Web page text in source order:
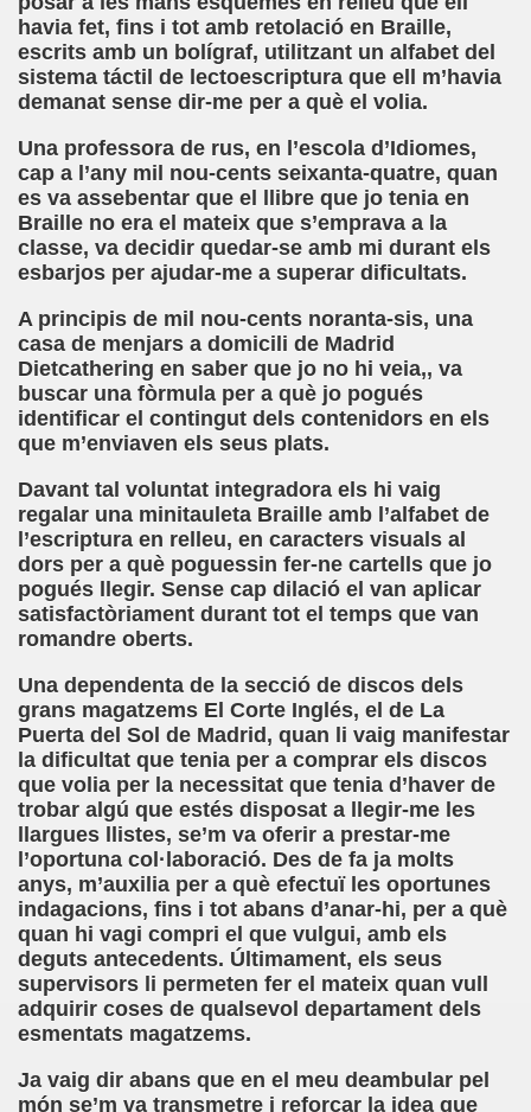
havia fet, fins i tot amb retolació en Braille,
escrits amb un bolígraf, utilitzant un alfabet del
sistema táctil de lectoescriptura que ell m’havia
demanat sense dir-me per a què el volia.
Una professora de rus, en l’escola d’Idiomes,
cap a l’any mil nou-cents seixanta-quatre, quan
es va assebentar que el llibre que jo tenia en
Braille no era el mateix que s’emprava a la
classe, va decidir quedar-se amb mi durant els
esbarjos per ajudar-me a superar dificultats.
A principis de mil nou-cents noranta-sis, una
casa de menjars a domicili de Madrid
Dietcathering en saber que jo no hi veia,, va
buscar una fòrmula per a què jo pogués
identificar el contingut dels contenidors en els
que m’enviaven els seus plats.
Davant tal voluntat integradora els hi vaig
regalar una minitauleta Braille amb l’alfabet de
l’escriptura en relleu, en caracters visuals al
dors per a què poguessin fer-ne cartells que jo
pogués llegir. Sense cap dilació el van aplicar
satisfactòriament durant tot el temps que van
romandre oberts.
Una dependenta de la secció de discos dels
grans magatzems El Corte Inglés, el de La
Puerta del Sol de Madrid, quan li vaig manifestar
la dificultat que tenia per a comprar els discos
que volia per la necessitat que tenia d’haver de
trobar algú que estés disposat a llegir-me les
llargues llistes, se’m va oferir a prestar-me
l’oportuna col·laboració. Des de fa ja molts
anys, m’auxilia per a què efectuï les oportunes
indagacions, fins i tot abans d’anar-hi, per a què
quan hi vagi compri el que vulgui, amb els
deguts antecedents. Últimament, els seus
supervisors li permeten fer el mateix quan vull
adquirir coses de qualsevol departament dels
esmentats magatzems.
Ja vaig dir abans que en el meu deambular pel
món se’m va transmetre i reforçar la idea que
el Departamento de Policía (Fernando Casasola)
Aldaba)
(Francisco García Pavón)
de la Vida de Casimiro Seisluces (Varios
(José Amando Ruiz "Jose Ruivari")
Sánchez)
(José Luis Castillo Puche)
Suple con Buenas Voces (Fermín Tamayo)
Uribe)
Hierro)
García)
Coger Polvo (Mar Paredes)
Colodrero y Ángel Treviño)